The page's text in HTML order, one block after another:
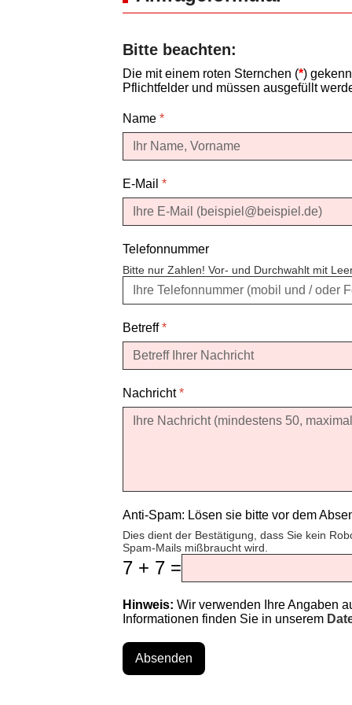
Bitte beachten:
Die mit einem roten Sternchen (*)
Pflichtfelder und müssen ausgefüllt
Name *
E-Mail *
Telefonnummer
Bitte nur Zahlen! Vor- und Durchwahlt mit
Betreff*
Nachricht*
Anti-Spam: Lösen sie bitte vor dem
Dies dient der Bestätigung, dass Sie kein
Spam-Mails mißbraucht wird.
7 + 7 =
Hinweis: Wir verwenden Ihre Angaben
Informationen finden Sie in unserem
Absenden